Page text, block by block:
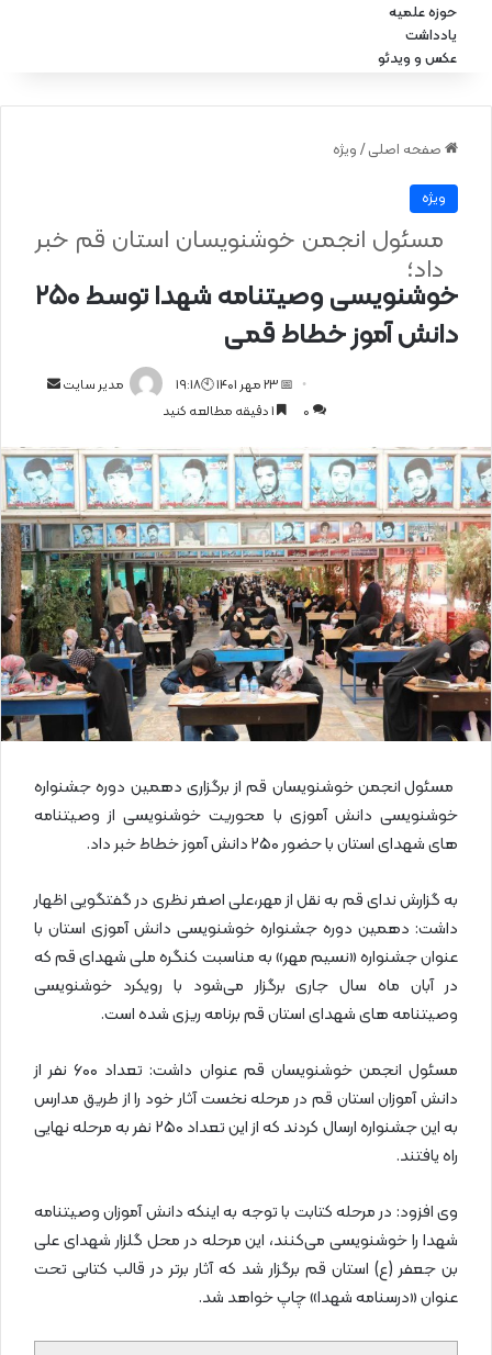
حوزه علمیه
یادداشت
عکس و ویدئو
صفحه اصلی / ویژه
ویژه
خوشنویسی وصیتنامه شهدا توسط ۲۵۰
دانش آموز خطاط قمی
مسئول انجمن خوشنویسان استان قم خبر
داد؛
مدیر سایت
ا
ل
ا
ی
م
ی
ل
📅 23 مهر 1401 🕙19:18
0
مسئول انجمن خوشنویسان قم از برگزاری دهمین دوره جشنواره
خوشنویسی دانش آموزی با محوریت خوشنویسی از وصیتنامه
های شهدای استان با حضور ۲۵۰ دانش آموز خطاط خبر داد.
به گزارش ندای قم به نقل از مهر،علی اصغر نظری در گفتگویی اظهار
داشت: دهمین دوره جشنواره خوشنویسی دانش آموزی استان با
عنوان جشنواره «نسیم مهر» به مناسبت کنگره ملی شهدای قم که
در آبان ماه سال جاری برگزار می‌شود با رویکرد خوشنویسی
وصیتنامه های شهدای استان قم برنامه ریزی شده است.
مسئول انجمن خوشنویسان قم عنوان داشت: تعداد ۶۰۰ نفر از
دانش آموزان استان قم در مرحله نخست آثار خود را از طریق مدارس
به این جشنواره ارسال کردند که از این تعداد ۲۵۰ نفر به مرحله نهایی
راه یافتند.
وی افزود: در مرحله کتابت با توجه به اینکه دانش آموزان وصیتنامه
شهدا را خوشنویسی می‌کنند، این مرحله در محل گلزار شهدای علی
بن جعفر (ع) استان قم برگزار شد که آثار برتر در قالب کتابی تحت
عنوان «درسنامه شهدا» چاپ خواهد شد.